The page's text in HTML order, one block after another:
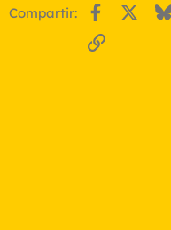
Compartir: Facebook
Enlace